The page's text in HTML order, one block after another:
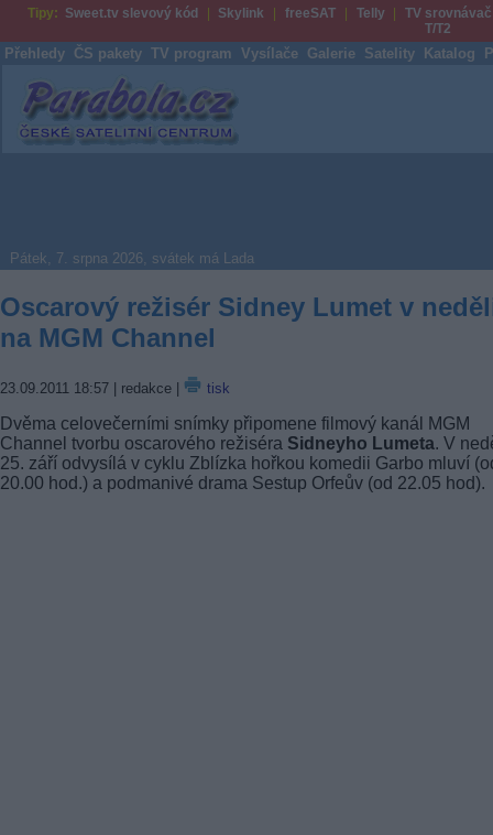
Tipy: Sweet.tv slevový kód Skylink freeSAT Telly
TV srovnávač
T/T2
Přehledy ČS pakety TV program Vysílače Galerie Satelity Katalog
Parabola.cz
Pátek, 7. srpna 2026, svátek má Lada
Oscarový režisér Sidney Lumet v
na MGM Channel
23.09.2011 18:57 | redakce | tisk
Dvěma celovečerními snímky připomene filmový kanál MGM
Channel tvorbu oscarového režiséra Sidneyho Lumeta. V
25. září odvysílá v cyklu Zblízka hořkou komedii Garbo mluví
20.00 hod.) a podmanivé drama Sestup Orfeův (od 22.05 hod).